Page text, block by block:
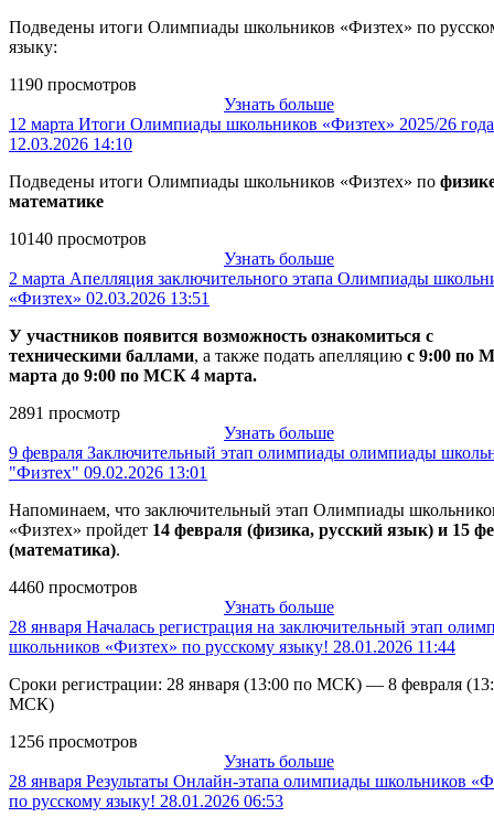
Подведены итоги Олимпиады школьников «Физтех» по
языку:
1190 просмотров
Узнать больше
12 марта Итоги Олимпиады школьников «Физтех» 2025/26
12.03.2026 14:10
Подведены итоги Олимпиады школьников «Физтех» по
математике
10140 просмотров
Узнать больше
2 марта Апелляция заключительного этапа Олимпиады
«Физтех» 02.03.2026 13:51
У участников появится возможность ознакомиться с
техническими баллами, а также подать апелляцию с 9:00 по
марта до 9:00 по МСК 4 марта.
2891 просмотр
Узнать больше
9 февраля Заключительный этап олимпиады олимпиады
"Физтех" 09.02.2026 13:01
Напоминаем, что заключительный этап Олимпиады
«Физтех» пройдет 14 февраля (физика, русский язык) и 15
(математика).
4460 просмотров
Узнать больше
28 января Началась регистрация на заключительный этап
школьников «Физтех» по русскому языку! 28.01.2026 11:44
Сроки регистрации: 28 января (13:00 по МСК) — 8 февраля (
МСК)
1256 просмотров
Узнать больше
28 января Результаты Онлайн-этапа олимпиады школьников
по русскому языку! 28.01.2026 06:53